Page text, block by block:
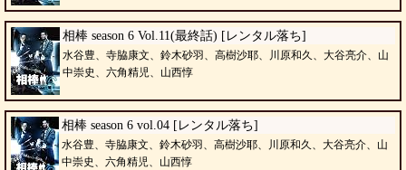
相棒 season 6 Vol.11(最終話) [レンタル落ち]
水谷豊、寺脇康文、鈴木砂羽、高樹沙耶、川原和久、大谷亮介、山
中崇史、六角精児、山西惇
相棒 season 6 vol.04 [レンタル落ち]
水谷豊、寺脇康文、鈴木砂羽、高樹沙耶、川原和久、大谷亮介、山
中崇史、六角精児、山西惇